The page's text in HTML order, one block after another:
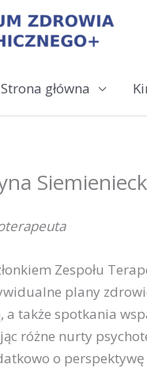
Strona główna
Zespołu
plany
a także spotkania
różne nurty
o